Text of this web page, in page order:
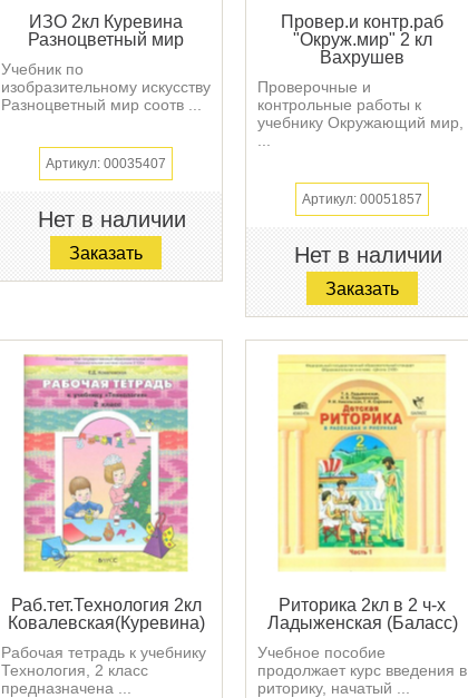
ИЗО 2кл Куревина
Разноцветный мир
Учебник по
изобразительному искусству
Разноцветный мир соотв ...
Артикул: 00035407
Нет в наличии
Заказать
Провер.и контр.раб
"Окруж.мир" 2 кл
Вахрушев
Проверочные и
контрольные работы к
учебнику Окружающий мир,
Артикул: 00051857
Нет в наличии
Заказать
Раб.тет.Технология 2кл
Ковалевская(Куревина)
Рабочая тетрадь к учебнику
Технология, 2 класс
предназначена ...
Риторика 2кл в 2 ч-х
Ладыженская (Баласс)
Учебное пособие
продолжает курс введения в
риторику, начатый ...